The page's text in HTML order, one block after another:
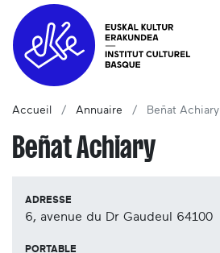
Accueil Annuaire Beñat Achiary
Beñat Achiary
ADRESSE
6, avenue du Dr Gaudeul 64100
PORTABLE